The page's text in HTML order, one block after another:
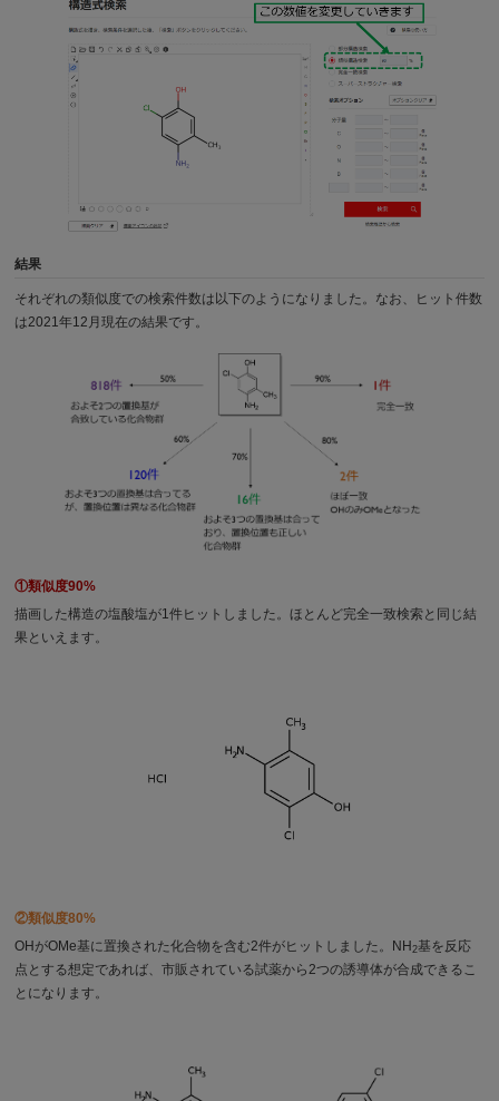
結果
それぞれの類似度での検索件数は以下のようになりました。なお、ヒット件数
は2021年12月現在の結果です。
①類似度90%
描画した構造の塩酸塩が1件ヒットしました。ほとんど完全一致検索と同じ結
果といえます。
②類似度80%
OHがOMe基に置換された化合物を含む2件がヒットしました。NH2基を反応
点とする想定であれば、市販されている試薬から2つの誘導体が合成できるこ
とになります。